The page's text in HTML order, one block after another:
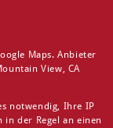
Maps. Anbieter
View, CA
notwendig, Ihre IP
in der Regel an einen